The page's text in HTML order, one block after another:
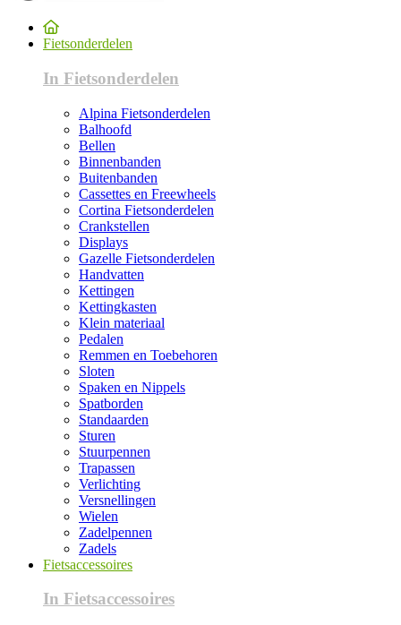
Fietsonderdelen
In Fietsonderdelen
Alpina Fietsonderdelen
Balhoofd
Bellen
Binnenbanden
Buitenbanden
Cassettes en Freewheels
Cortina Fietsonderdelen
Crankstellen
Displays
Gazelle Fietsonderdelen
Handvatten
Kettingen
Kettingkasten
Klein materiaal
Pedalen
Remmen en Toebehoren
Sloten
Spaken en Nippels
Spatborden
Standaarden
Sturen
Stuurpennen
Trapassen
Verlichting
Versnellingen
Wielen
Zadelpennen
Zadels
Fietsaccessoires
In Fietsaccessoires